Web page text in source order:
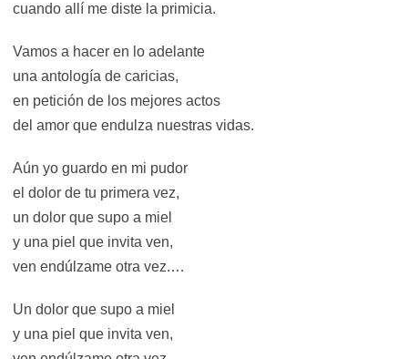
cuando allí me diste la primicia.
Vamos a hacer en lo adelante
una antología de caricias,
en petición de los mejores actos
del amor que endulza nuestras vidas.
Aún yo guardo en mi pudor
el dolor de tu primera vez,
un dolor que supo a miel
y una piel que invita ven,
ven endúlzame otra vez.…
Un dolor que supo a miel
y una piel que invita ven,